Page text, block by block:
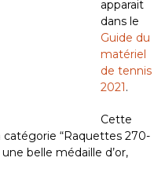
apparait
dans le
Guide du
matériel
de tennis
2021.
Cette
“Raquettes 270-
belle médaille d’or,